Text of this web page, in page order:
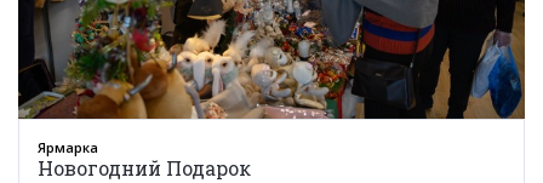
Ярмарка
Новогодний Подарок